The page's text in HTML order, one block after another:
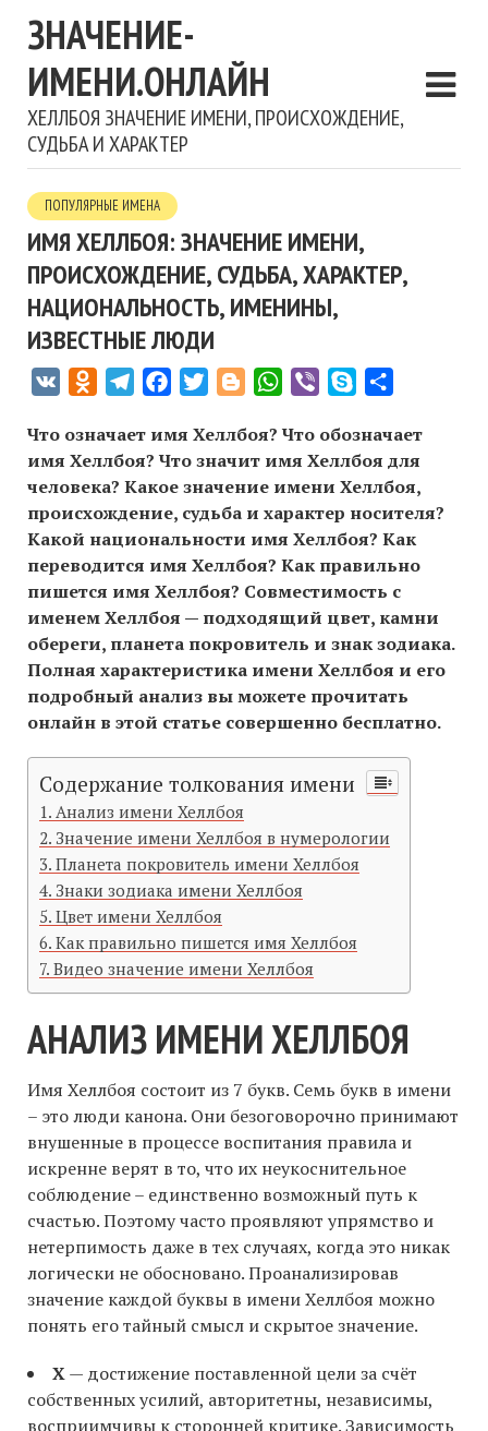
ЗНАЧЕНИЕ-
ИМЕНИ.ОНЛАЙН
ХЕЛЛБОЯ ЗНАЧЕНИЕ ИМЕНИ, ПРОИСХОЖДЕНИЕ,
СУДЬБА И ХАРАКТЕР
ПОПУЛЯРНЫЕ ИМЕНА
ИМЯ ХЕЛЛБОЯ: ЗНАЧЕНИЕ ИМЕНИ,
ПРОИСХОЖДЕНИЕ, СУДЬБА, ХАРАКТЕР,
НАЦИОНАЛЬНОСТЬ, ИМЕНИНЫ,
ИЗВЕСТНЫЕ ЛЮДИ
VK Odnoklassniki
TelegramFacebookTwitterBloggerWhatsApp
Viber Skype
Что означает имя Хеллбоя? Что обозначает
имя Хеллбоя? Что значит имя Хеллбоя для
человека? Какое значение имени Хеллбоя,
происхождение, судьба и характер носителя?
Какой национальности имя Хеллбоя? Как
переводится имя Хеллбоя? Как правильно
пишется имя Хеллбоя? Совместимость c
именем Хеллбоя — подходящий цвет, камни
обереги, планета покровитель и знак зодиака.
Полная характеристика имени Хеллбоя и его
подробный анализ вы можете прочитать
онлайн в этой статье совершенно бесплатно.
Содержание толкования имени
Анализ имени Хеллбоя
Значение имени Хеллбоя в нумерологии
Планета покровитель имени Хеллбоя
Знаки зодиака имени Хеллбоя
Цвет имени Хеллбоя
Как правильно пишется имя Хеллбоя
Видео значение имени Хеллбоя
АНАЛИЗ ИМЕНИ ХЕЛЛБОЯ
Имя Хеллбоя состоит из 7 букв. Семь букв в имени
– это люди канона. Они безоговорочно принимают
внушенные в процессе воспитания правила и
искренне верят в то, что их неукоснительное
соблюдение – единственно возможный путь к
счастью. Поэтому часто проявляют упрямство и
нетерпимость даже в тех случаях, когда это никак
логически не обосновано. Проанализировав
значение каждой буквы в имени Хеллбоя можно
понять его тайный смысл и скрытое значение.
Х— достижение поставленной цели за счёт
собственных усилий, авторитетны, независимы,
восприимчивы к сторонней критике. Зависимость